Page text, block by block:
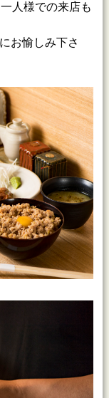
人様での来店も
お愉しみ下さ